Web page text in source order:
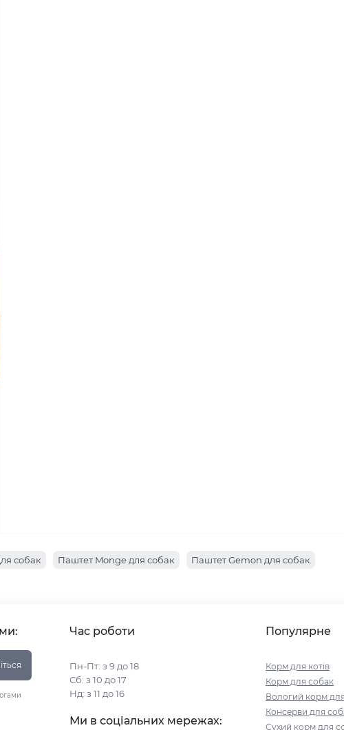
собак Паштет Monge для собак Паштет Gemon для собак
Час роботи
Пн-Пт: з 9 до 18
Сб: з 10 до 17
Нд: з 11 до 16
Ми в соціальних мережах:
Популярне
Корм для котів
Корм для собак
Вологий корм для
Консерви для
Сухий корм для